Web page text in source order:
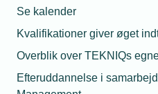
Se kalender
Kvalifikationer giver øget
Overblik over TEKNIQs
Efteruddannelse i